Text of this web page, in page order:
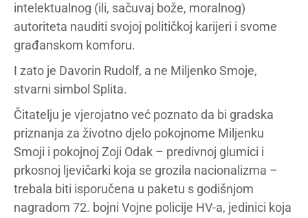
intelektualnog (ili, sačuvaj bože, moralnog)
autoriteta nauditi svojoj političkoj karijeri i svome
građanskom komforu.
I zato je Davorin Rudolf, a ne Miljenko Smoje,
stvarni simbol Splita.
Čitatelju je vjerojatno već poznato da bi gradska
priznanja za životno djelo pokojnome Miljenku
Smoji i pokojnoj Zoji Odak – predivnoj glumici i
prkosnoj ljevičarki koja se grozila nacionalizma –
trebala biti isporučena u paketu s godišnjom
nagradom 72. bojni Vojne policije HV-a, jedinici koja